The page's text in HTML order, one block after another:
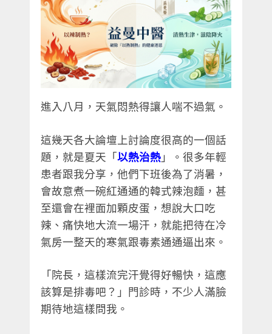
進入八月，天氣悶熱得讓人喘不過氣。
這幾天各大論壇上討論度很高的一個話
題，就是夏天「以熱治熱」。很多年輕
患者跟我分享，他們下班後為了消暑，
會故意煮一碗紅通通的韓式辣泡麵，甚
至還會在裡面加顆皮蛋，想說大口吃
辣、痛快地大流一場汗，就能把待在冷
氣房一整天的寒氣跟毒素通通逼出來。
「院長，這樣流完汗覺得好暢快，這應
該算是排毒吧？」門診時，不少人滿臉
期待地這樣問我。